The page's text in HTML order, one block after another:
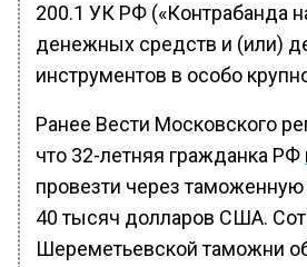
200.1 УК РФ («Контрабанда
денежных средств и (или)
инструментов в особо
Ранее Вести Московского
что 32-летняя гражданка РФ
провезти через таможенную
40 тысяч долларов США.
Шереметьевской таможни